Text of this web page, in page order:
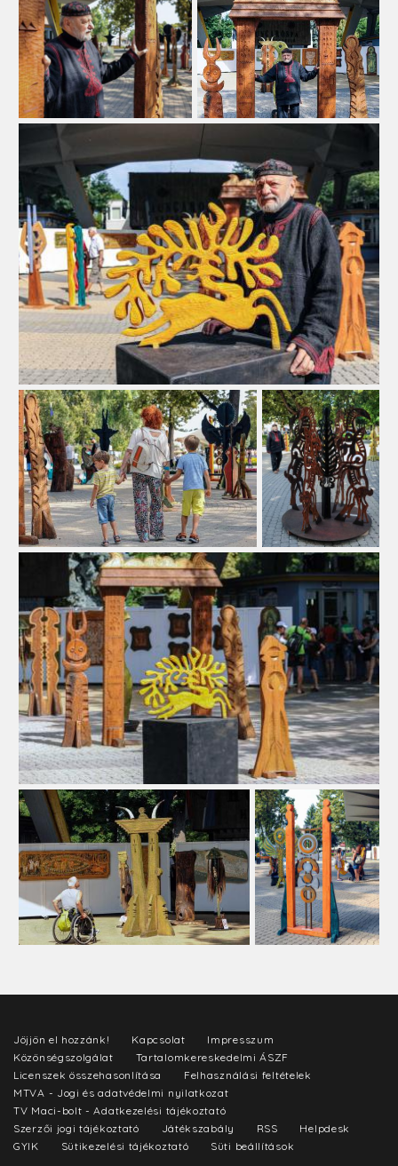
Jöjjön el hozzánk! Kapcsolat
Impresszum
Közönségszolgálat
Tartalomkereskedelmi ÁSZF
Licenszek összehasonlítása
Felhasználási feltételek
MTVA - Jogi és adatvédelmi nyilatkozat
TV Maci-bolt - Adatkezelési tájékoztató
Szerzői jogi tájékoztató
Játékszabály RSS
Helpdesk
GYIK
Sütikezelési tájékoztató Süti beállítások